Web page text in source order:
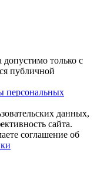
только с
публичной
персональных
данных,
сайта.
соглашение об